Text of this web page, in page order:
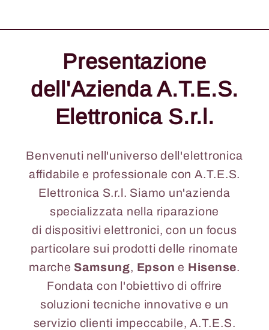
Presentazione
dell'Azienda A.T.E.S.
Elettronica S.r.l.
Benvenuti nell'universo dell'elettronica
affidabile e professionale con A.T.E.S.
Elettronica S.r.l. Siamo un'azienda
specializzata nella riparazione
di dispositivi elettronici, con un focus
particolare sui prodotti delle rinomate
marche Samsung, Epson e Hisense.
Fondata con l'obiettivo di offrire
soluzioni tecniche innovative e un
servizio clienti impeccabile, A.T.E.S.